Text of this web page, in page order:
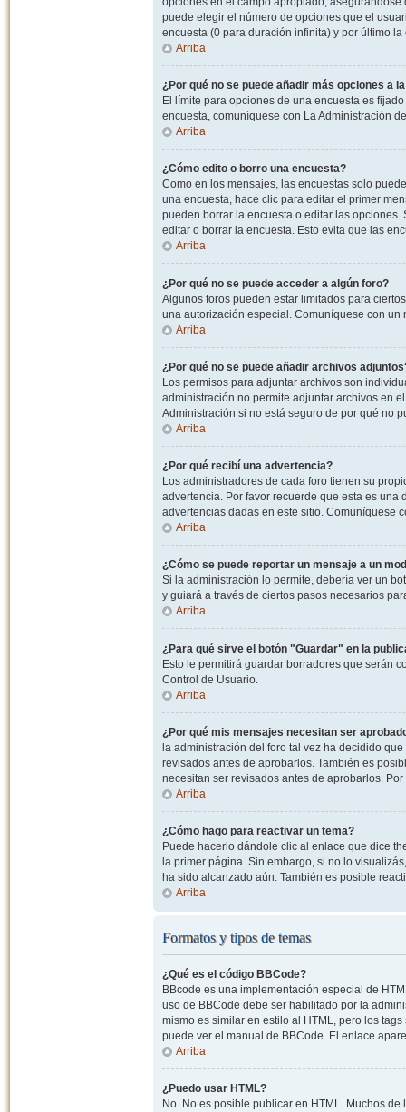
puede elegir el número de opciones que el
encuesta (0 para duración infinita) y por último
Arriba
¿Por qué no se puede añadir más opciones a
El límite para opciones de una encuesta es
encuesta, comuníquese con La Administración
Arriba
¿Cómo edito o borro una encuesta?
Como en los mensajes, las encuestas solo
una encuesta, hace clic para editar el primer
pueden borrar la encuesta o editar las
editar o borrar la encuesta. Esto evita que las
Arriba
¿Por qué no se puede acceder a algún foro?
Algunos foros pueden estar limitados para
una autorización especial. Comuníquese con
Arriba
¿Por qué no se puede añadir archivos
Los permisos para adjuntar archivos son
administración no permite adjuntar archivos en
Administración si no está seguro de por qué no
Arriba
¿Por qué recibí una advertencia?
Los administradores de cada foro tienen su
advertencia. Por favor recuerde que esta es
advertencias dadas en este sitio. Comuníquese
Arriba
¿Cómo se puede reportar un mensaje a un
Si la administración lo permite, debería ver un
y guiará a través de ciertos pasos necesarios
Arriba
¿Para qué sirve el botón "Guardar" en la
Esto le permitirá guardar borradores que serán
Control de Usuario.
Arriba
¿Por qué mis mensajes necesitan ser
la administración del foro tal vez ha decidido
revisados antes de aprobarlos. También es
necesitan ser revisados antes de aprobarlos.
Arriba
¿Cómo hago para reactivar un tema?
Puede hacerlo dándole clic al enlace que dice
la primer página. Sin embargo, si no lo
ha sido alcanzado aún. También es posible
Arriba
Formatos y tipos de temas
¿Qué es el código BBCode?
BBcode es una implementación especial de
uso de BBCode debe ser habilitado por la
mismo es similar en estilo al HTML, pero los
puede ver el manual de BBCode. El enlace
Arriba
¿Puedo usar HTML?
No. No es posible publicar en HTML. Muchos